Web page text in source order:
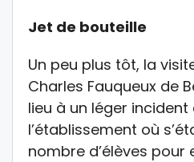
Jet de bouteille
Un peu plus tôt, la
Charles Fauqueux de
lieu à un léger
l’établissement où
nombre d’élèves pour